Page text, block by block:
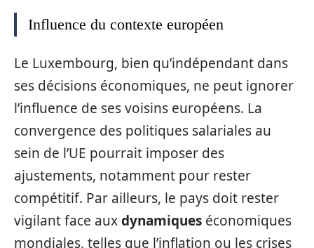
Influence du contexte européen
Le Luxembourg, bien qu’indépendant dans
ses décisions économiques, ne peut ignorer
l’influence de ses voisins européens. La
convergence des politiques salariales au
sein de l’UE pourrait imposer des
ajustements, notamment pour rester
compétitif. Par ailleurs, le pays doit rester
vigilant face auxdynamiques économiques
mondiales, telles que l’inflation ou les crises